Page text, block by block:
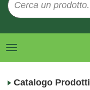
Catalogo Prodotti